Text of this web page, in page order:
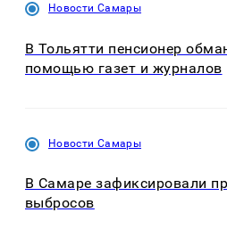
Новости Самары
В Тольятти пенсионер
помощью газет и журналов
Новости Самары
В Самаре зафиксировали
выбросов